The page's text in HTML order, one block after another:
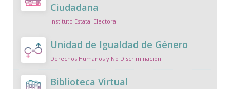
Ciudadana
Instituto Estatal Electoral
Unidad de Igualdad de Género
Derechos Humanos y No Discriminación
Biblioteca Virtual